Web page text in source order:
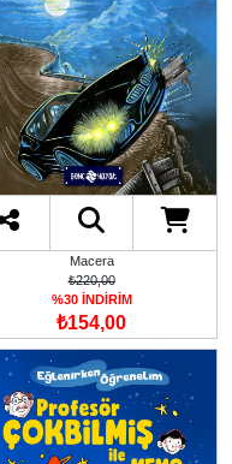
Macera
₺220,00
%30 İNDİRİM
₺154,00